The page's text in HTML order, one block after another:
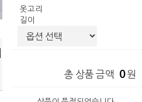
옷고리
길이
총 상품 금액 0원